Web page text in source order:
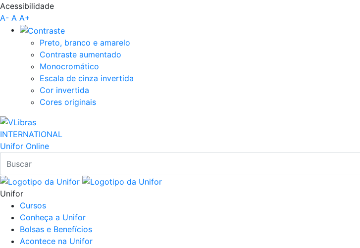
Pular para o Conteúdo principal
Acessibilidade
A- A A+
Preto, branco e amarelo
Contraste aumentado
Monocromático
Escala de cinza invertida
Cor invertida
Cores originais
INTERNATIONAL
Unifor Online
Unifor
Cursos
Conheça a Unifor
Bolsas e Benefícios
Acontece na Unifor